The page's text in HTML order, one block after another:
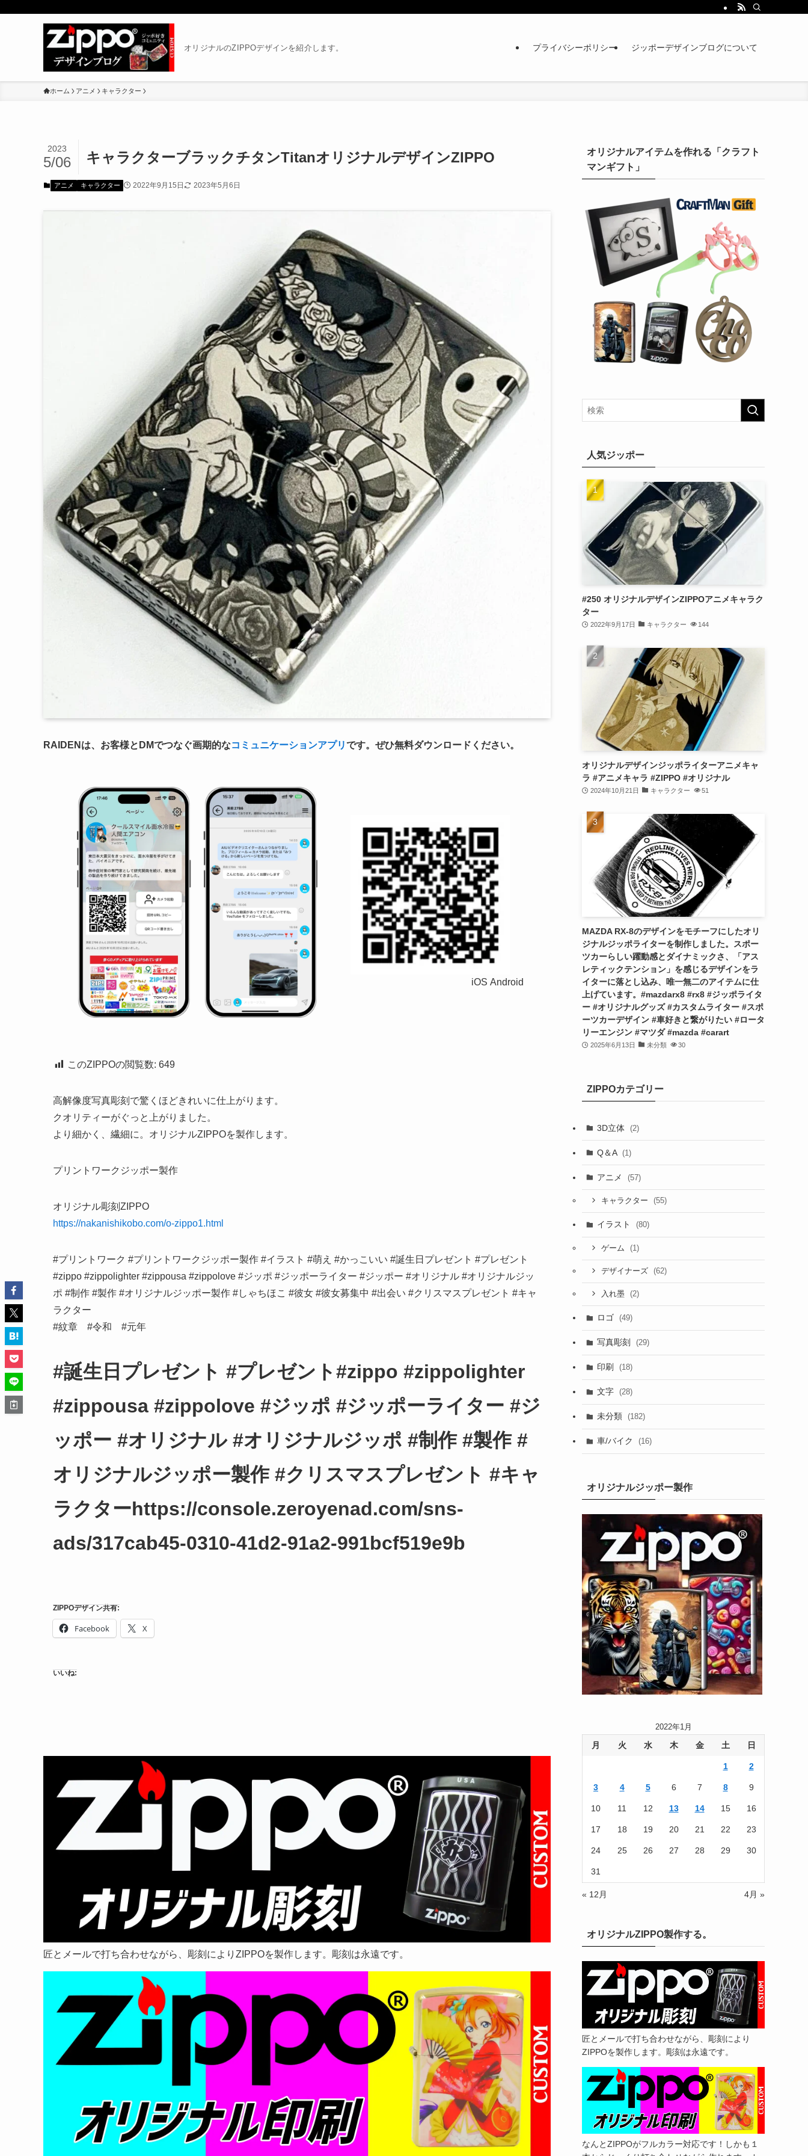
オリジナルのZIPPOデザインを紹介します。 プライバシーポリシー ジッポーデザインブログについて
ホーム アニメ キャラクター
キャラクターブラックチタンTitanオリジナルデザインZIPPO
2023
5/06
アニメ キャラクター 2022年9月15日 2023年5月6日
RAIDENは、お客様とDMでつなぐ画期的なコミュニケーションアプリです。ぜひ無料ダウンロードください。
iOS Android
このZIPPOの閲覧数: 649
高解像度写真彫刻で驚くほどきれいに仕上がります。
クオリティーがぐっと上がりました。
より細かく、繊細に。オリジナルZIPPOを製作します。
プリントワークジッポー製作
オリジナル彫刻ZIPPO
https://nakanishikobo.com/o-zippo1.html
#プリントワーク #プリントワークジッポー製作 #イラスト #萌え #かっこいい #誕生日プレゼント #プレゼント
#zippo #zippolighter #zippousa #zippolove #ジッポ #ジッポーライター #ジッポー #オリジナル #オリジナルジッ
ポ #制作 #製作 #オリジナルジッポー製作 #しゃちほこ #彼女 #彼女募集中 #出会い #クリスマスプレゼント #キャ
ラクター
#紋章 #令和 #元年
#誕生日プレゼント #プレゼント#zippo #zippolighter
#zippousa #zippolove #ジッポ #ジッポーライター #ジ
ッポー #オリジナル #オリジナルジッポ #制作 #製作 #
オリジナルジッポー製作 #クリスマスプレゼント #キャ
ラクターhttps://console.zeroyenad.com/sns-
ads/317cab45-0310-41d2-91a2-991bcf519e9b
ZIPPOデザイン共有:
Facebook X
いいね:
匠とメールで打ち合わせながら、彫刻によりZIPPOを製作します。彫刻は永遠です。
オリジナルアイテムを作れる「クラフト
マンギフト」
人気ジッポー
#250 オリジナルデザインZIPPOアニメキャラク
ター
2022年9月17日 キャラクター 144
オリジナルデザインジッポライターアニメキャ
ラ #アニメキャラ #ZIPPO #オリジナル
2024年10月21日 キャラクター 51
MAZDA RX-8のデザインをモチーフにしたオリ
ジナルジッポライターを制作しました。スポー
ツカーらしい躍動感とダイナミックさ、「アス
レティックテンション」を感じるデザインをラ
イターに落とし込み、唯一無二のアイテムに仕
上げています。#mazdarx8 #rx8 #ジッポライタ
ー #オリジナルグッズ #カスタムライター #スポ
ーツカーデザイン #車好きと繋がりたい #ロータ
リーエンジン #マツダ #mazda #carart
2025年6月13日 未分類 30
ZIPPOカテゴリー
3D立体 (2)
Q＆A (1)
アニメ (57)
キャラクター (55)
イラスト (80)
ゲーム (1)
デザイナーズ (62)
入れ墨 (2)
ロゴ (49)
写真彫刻 (29)
印刷 (18)
文字 (28)
未分類 (182)
車/バイク (16)
オリジナルジッポー製作
2022年1月
月 火 水 木 金 土 日
1 2
3 4 5 6 7 8 9
10 11 12 13 14 15 16
17 18 19 20 21 22 23
24 25 26 27 28 29 30
31
« 12月 4月 »
オリジナルZIPPO製作する。
匠とメールで打ち合わせながら、彫刻により
ZIPPOを製作します。彫刻は永遠です。
なんとZIPPOがフルカラー対応です！しかも１